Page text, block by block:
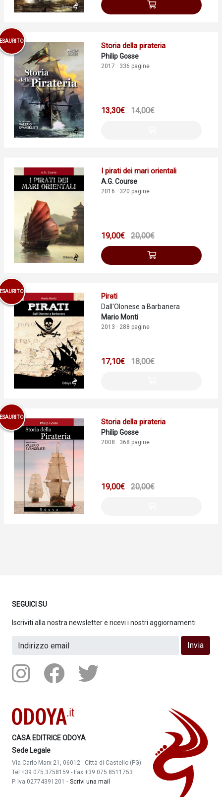
ESAURITO
Storia della pirateria
Philip Gosse
2017 · 336 pagine
13,30€ 14,00€
I pirati dei mari orientali
A.G. Course
2016 · 320 pagine
19,00€ 20,00€
ESAURITO
Pirati
Dall'Olonese a Barbanera
Mario Monti
2013 · 288 pagine
17,10€ 18,00€
ESAURITO
Storia della pirateria
Philip Gosse
2008 · 368 pagine
19,00€ 20,00€
SEGUICI SU
Iscriviti alla nostra newsletter e ricevi i nostri aggiornamenti
Invia
CASA EDITRICE ODOYA
Sede Legale
Via Carlo Marx 21, 06012 - Città di Castello (PG)
Tel +39 075.3758159 - Fax +39 075.8511753
P. Iva 02774391201 - Scrivi una mail